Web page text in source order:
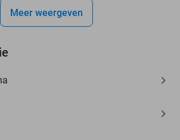
Meer weergeven